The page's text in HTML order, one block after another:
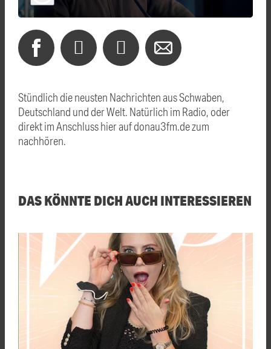
Stündlich die neusten Nachrichten aus Schwaben,
Deutschland und der Welt. Natürlich im Radio, oder
direkt im Anschluss hier auf donau3fm.de zum
nachhören.
DAS KÖNNTE DICH AUCH INTERESSIEREN